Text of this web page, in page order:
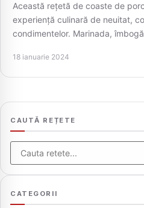
Această rețetă de coaste de
experiență culinară de neuitat,
condimentelor. Marinada,
18 ianuarie 2024
CAUTĂ REȚETE
CATEGORII